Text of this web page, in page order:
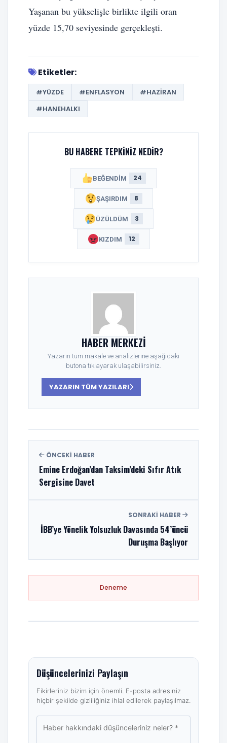
Yaşanan bu yükselişle birlikte ilgili oran
yüzde 15,70 seviyesinde gerçekleşti.
Etiketler:
#YÜZDE #ENFLASYON
#HAZIRAN
#HANEHALKI
BU HABERE TEPKINIZ NEDIR?
BEĞENDIM 24
ŞAŞIRDIM 8
ÜZÜLDÜM 3
KIZDIM 12
HABER MERKEZI
Yazarın tüm makale ve analizlerine aşağıdaki
butona tıklayarak ulaşabilirsiniz.
YAZARIN TÜM YAZILARI
ÖNCEKI HABER
Emine Erdoğan’dan Taksim’deki Sıfır Atık
Sergisine Davet
SONRAKI HABER
İBB’ye Yönelik Yolsuzluk Davasında 54’üncü
Duruşma Başlıyor
Deneme
Düşüncelerinizi Paylaşın
Fikirleriniz bizim için önemli. E-posta adresiniz
hiçbir şekilde gizliliğiniz ihlal edilerek paylaşılmaz.